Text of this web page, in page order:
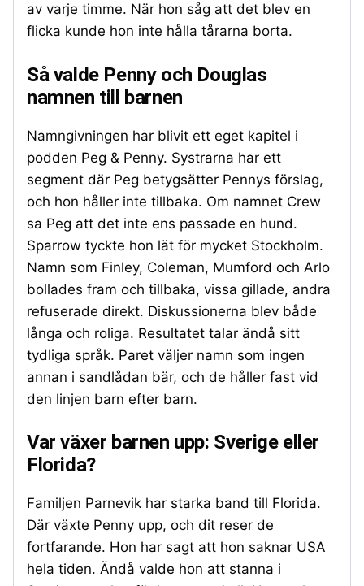
av varje timme. När hon såg att det blev en
flicka kunde hon inte hålla tårarna borta.
Så valde Penny och Douglas
namnen till barnen
Namngivningen har blivit ett eget kapitel i
podden Peg & Penny. Systrarna har ett
segment där Peg betygsätter Pennys förslag,
och hon håller inte tillbaka. Om namnet Crew
sa Peg att det inte ens passade en hund.
Sparrow tyckte hon lät för mycket Stockholm.
Namn som Finley, Coleman, Mumford och Arlo
bollades fram och tillbaka, vissa gillade, andra
refuserade direkt. Diskussionerna blev både
långa och roliga. Resultatet talar ändå sitt
tydliga språk. Paret väljer namn som ingen
annan i sandlådan bär, och de håller fast vid
den linjen barn efter barn.
Var växer barnen upp: Sverige eller
Florida?
Familjen Parnevik har starka band till Florida.
Där växte Penny upp, och dit reser de
fortfarande. Hon har sagt att hon saknar USA
hela tiden. Ändå valde hon att stanna i